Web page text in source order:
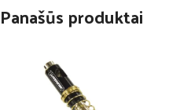
Panašūs produktai